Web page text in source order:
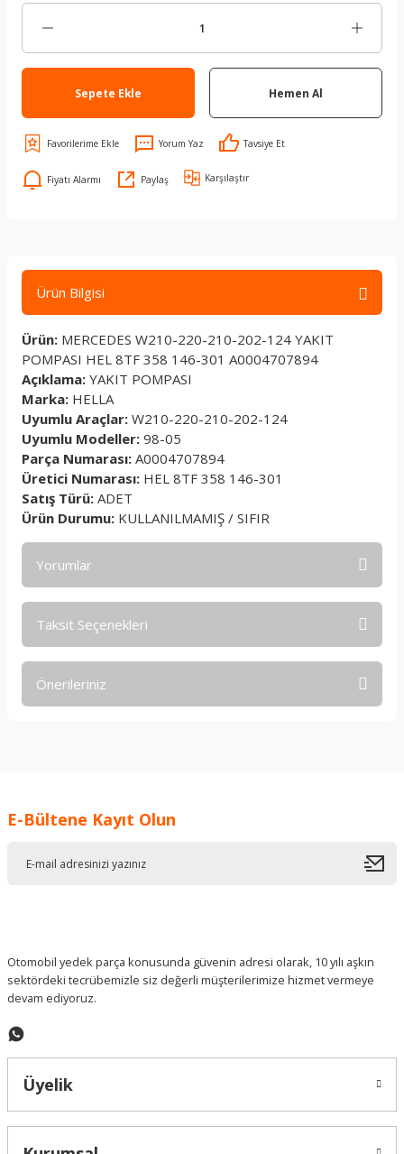
Sepete Ekle Hemen Al
Yorum Yaz Tavsiye Et
Fiyatı Alarmı Paylaş Karşılaştır
Ürün Bilgisi
Ürün: MERCEDES W210-220-210-202-124 YAKIT
POMPASI HEL 8TF 358 146-301 A0004707894
Açıklama: YAKIT POMPASI
Marka: HELLA
Uyumlu Araçlar: W210-220-210-202-124
Uyumlu Modeller: 98-05
Parça Numarası: A0004707894
Üretici Numarası: HEL 8TF 358 146-301
Satış Türü: ADET
Ürün Durumu: KULLANILMAMIŞ / SIFIR
Yorumlar
Taksit Seçenekleri
Önerileriniz
Ürün resmi kalitesiz, bozuk veya görüntülenemiyor.
E-Bültene Kayıt Olun
Otomobil yedek parça konusunda güvenin adresi olarak, 10 yılı aşkın
sektördeki tecrübemizle siz değerli müşterilerimize hizmet vermeye
devam ediyoruz.
Üyelik